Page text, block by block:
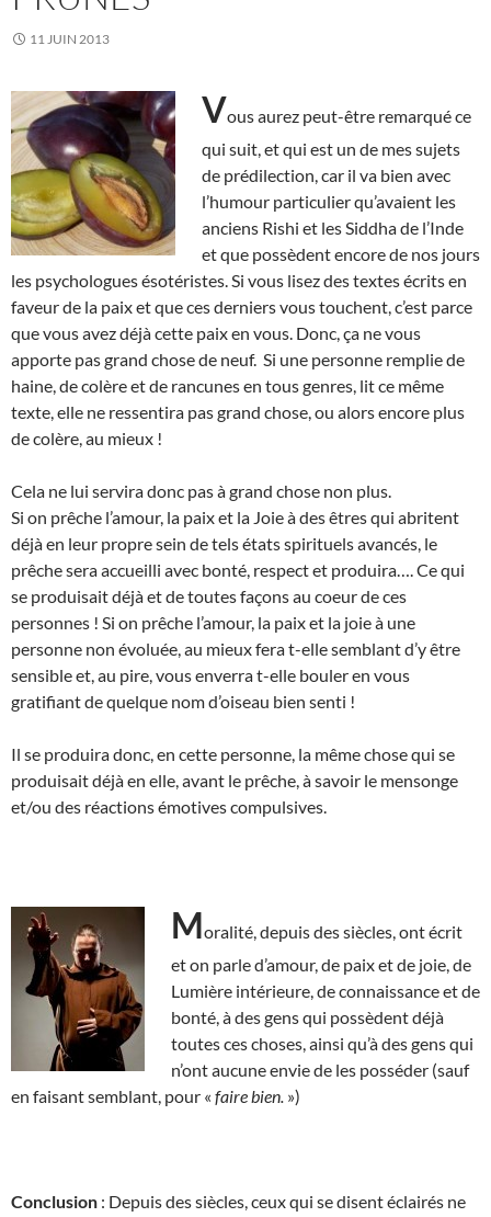
11 JUIN 2013
Vous aurez peut-être remarqué ce
qui suit, et qui est un de mes sujets
de prédilection, car il va bien avec
l’humour particulier qu’avaient les
anciens Rishi et les Siddha de l’Inde
et que possèdent encore de nos jours
les psychologues ésotéristes. Si vous lisez des textes écrits en
faveur de la paix et que ces derniers vous touchent, c’est parce
que vous avez déjà cette paix en vous. Donc, ça ne vous
apporte pas grand chose de neuf. Si une personne remplie de
haine, de colère et de rancunes en tous genres, lit ce même
texte, elle ne ressentira pas grand chose, ou alors encore plus
de colère, au mieux !
Cela ne lui servira donc pas à grand chose non plus.
Si on prêche l’amour, la paix et la Joie à des êtres qui abritent
déjà en leur propre sein de tels états spirituels avancés, le
prêche sera accueilli avec bonté, respect et produira…. Ce qui
se produisait déjà et de toutes façons au coeur de ces
personnes ! Si on prêche l’amour, la paix et la joie à une
personne non évoluée, au mieux fera t-elle semblant d’y être
sensible et, au pire, vous enverra t-elle bouler en vous
gratifiant de quelque nom d’oiseau bien senti !
Il se produira donc, en cette personne, la même chose qui se
produisait déjà en elle, avant le prêche, à savoir le mensonge
et/ou des réactions émotives compulsives.
Moralité, depuis des siècles, ont écrit
et on parle d’amour, de paix et de joie, de
Lumière intérieure, de connaissance et de
bonté, à des gens qui possèdent déjà
toutes ces choses, ainsi qu’à des gens qui
n’ont aucune envie de les posséder (sauf
en faisant semblant, pour « faire bien. »)
Conclusion : Depuis des siècles, ceux qui se disent éclairés ne